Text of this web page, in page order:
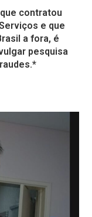
contratou
e que
a fora, é
pesquisa